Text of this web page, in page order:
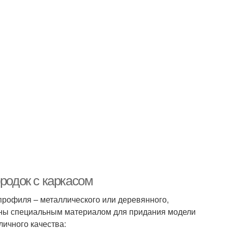
с каркасом
– металлического или деревянного,
специальным материалом для придания модели
качества: